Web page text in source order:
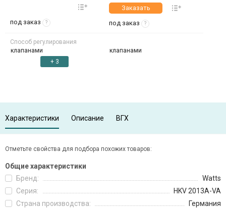
под заказ ?
Заказать
под заказ
?
Способ регулирования
клапанами
клапанами
+ 3
Характеристики Описание ВГХ
Отметьте свойства для подбора похожих товаров:
Общие характеристики
Бренд:
Watts
Серия:
HKV 2013A-VA
Страна производства:
Германия